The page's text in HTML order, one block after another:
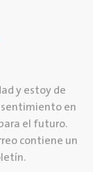
y estoy de
en
el futuro.
contiene un